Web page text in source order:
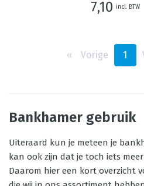
7,10 incl. BTW
‹‹ Vorige 1
Bankhamer gebruik
Uiteraard kun je meteen je
kan ook zijn dat je toch iets
Daarom hier een kort overzicht